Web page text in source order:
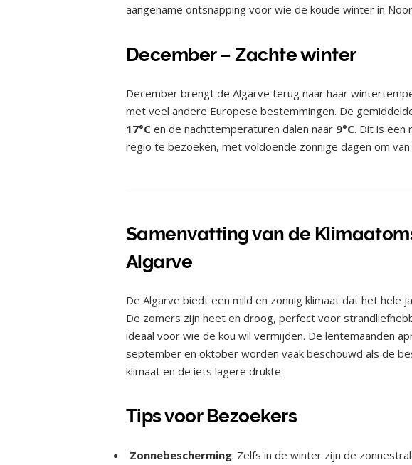
aangename ontsnapping voor wie de koude winter in
December – Zachte winter
December brengt de Algarve terug naar haar
met veel andere Europese bestemmingen. De
17°C en de nachttemperaturen dalen naar 9°C. Dit is een
regio te bezoeken, met voldoende zonnige dagen om
Samenvatting van de
Algarve
De Algarve biedt een mild en zonnig klimaat dat het hele
De zomers zijn heet en droog, perfect voor
ideaal voor wie de kou wil vermijden. De lentemaanden
september en oktober worden vaak beschouwd als de
klimaat en de iets lagere drukte.
Tips voor Bezoekers
Zonnebescherming: Zelfs in de winter zijn de